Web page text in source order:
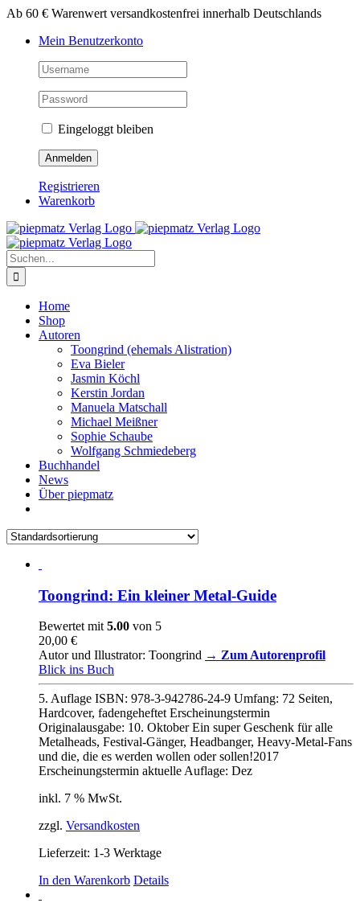
Zum
springen
Ab 60 € Warenwert versandkostenfrei innerhalb Deutschlands
Mein Benutzerkonto
Eingeloggt bleiben
Registrieren
Warenkorb
Suche
nach:
Home
Shop
Autoren
Toongrind (ehemals Alistration)
Eva Bieler
Jasmin Köchl
Kerstin Jordan
Manuela Matschall
Michael Meißner
Sophie Schaube
Wolfgang Schmiedeberg
Buchhandel
News
Über piepmatz
Toongrind: Ein kleiner Metal-Guide
Bewertet mit5.00 von 5
20,00 €
Autor und Illustrator: Toongrind → Zum Autorenprofil
Blick ins Buch
5. Auflage ISBN: 978-3-942786-24-9 Umfang: 72 Seiten,
Hardcover, fadengeheftetErscheinungstermin
Originalausgabe: 10. OktoberEin super Geschenk für alle
Metalheads, Festival-Gänger, Headbanger, Heavy-Metal-Fans
und die, die es werden wollen oder sollen!2017
Erscheinungstermin aktuelle Auflage: Dez
inkl. 7 % MwSt.
zzgl. Versandkosten
Lieferzeit: 1-3 Werktage
In den Warenkorb Details